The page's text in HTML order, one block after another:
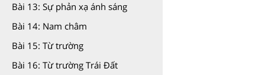
Bài 13: Sự phản xạ ánh sáng
Bài 14: Nam châm
Bài 15: Từ trường
Bài 16: Từ trường Trái Đất